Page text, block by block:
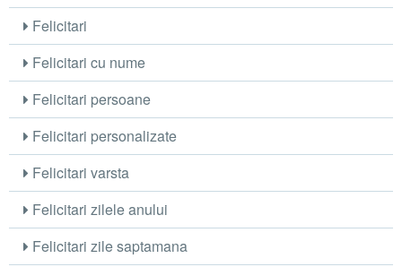
Felicitari
Felicitari cu nume
Felicitari persoane
Felicitari personalizate
Felicitari varsta
Felicitari zilele anului
Felicitari zile saptamana